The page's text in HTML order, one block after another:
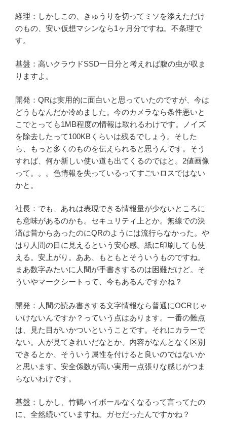
経理：しかしこの、きゅうりを切ってミソを添えただけ
のもの、安い仮想マシンなら1ヶ月分ですね。不条理で
す。
基盤：高いクラウドSSD一日分と考えれば腹の虫が収ま
りますよ。
開発：QRは実用的に面白いと思っていたのですが、今は
どうもなんだか冷めました。今のカメラなら条件悪いと
こでとっても1MB程度の情報は取れるわけです。ノイズ
を除去したって100KBくらいは残るでしょう。そした
ら、もっと多くのものを伝えられると思うんです。そう
すれば、何か新しい使い道も出てくるのではと。2値画像
って。。。色情報を失っているってすごいロスではない
かと。
社長：でも、あれは表現できる情報量が少ないところに
も意味があるのかも。セキュリティ上とか。無線での決
済は昔からあったのにQRのようには流行らなかった。や
はり人間の目に見えるという安心感。紙に印刷しても使
える。安上がり。ああ、もともとそういうものですね。
まあ数字みたいに人間が手書きするのは困難だけど。そ
ういやマークシートって、今もあるんですかね？
開発：人間の読み書きする文字情報なら普通にOCRじゃ
いけないんですか？っていう点はあります。一番の難点
は、見た目がいかついということです。それにカラーで
ない。人が見てきれいだなとか、内容がなんとなく区別
できるとか、そういう属性を付けると良いのではないか
と思います。安全係数が高い実用一点張りな感じがつま
らないわけです。
基盤：しかし、竹鶴ハイボールなくなるって言ってたの
に、全然続いていますね。ガセだったんですかね？